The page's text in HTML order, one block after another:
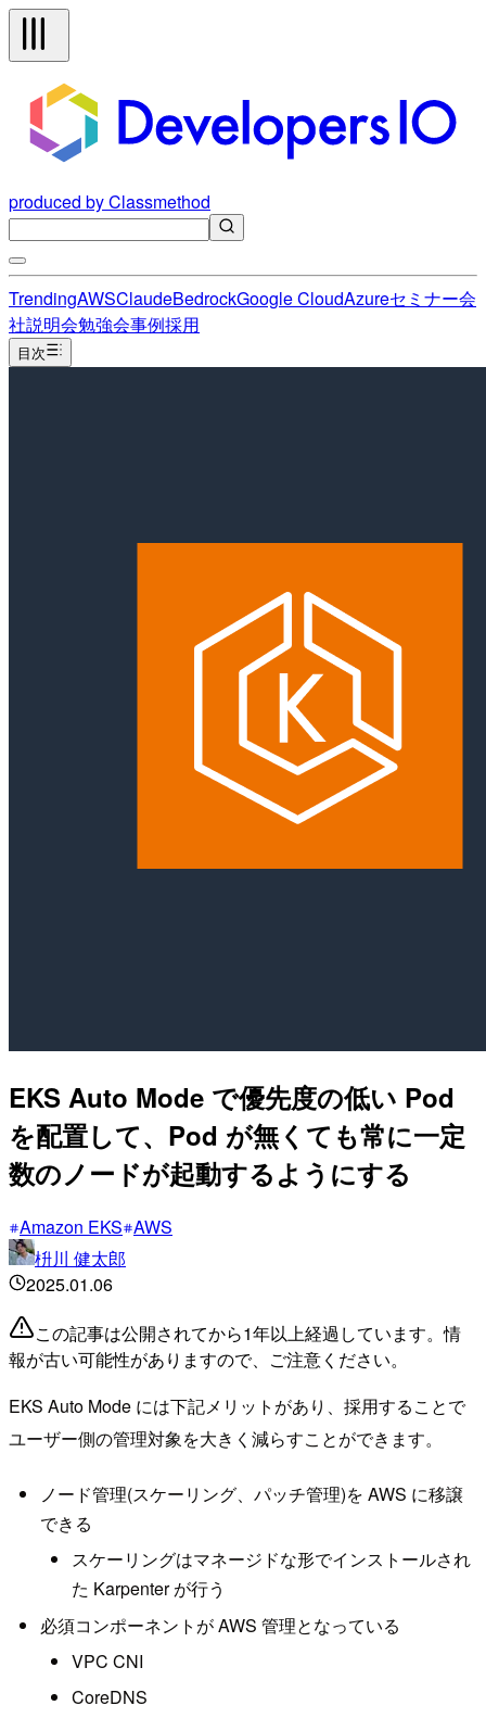
produced by Classmethod
TrendingAWSClaudeBedrockGoogle CloudAzureセミナー会
社説明会勉強会事例採用
目次
EKS Auto Mode で優先度の低い Pod
を配置して、Pod が無くても常に一定
数のノードが起動するようにする
Amazon EKS AWS
枡川 健太郎
2025.01.06
この記事は公開されてから1年以上経過しています。情
報が古い可能性がありますので、ご注意ください。
EKS Auto Mode には下記メリットがあり、採用することで
ユーザー側の管理対象を大きく減らすことができます。
ノード管理(スケーリング、パッチ管理)を AWS に移譲
できる
スケーリングはマネージドな形でインストールされ
た Karpenter が行う
必須コンポーネントが AWS 管理となっている
VPC CNI
CoreDNS